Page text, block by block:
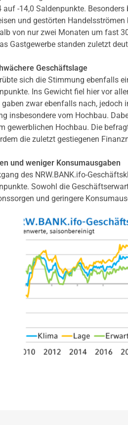
-14,0 Saldenpunkte.
und gestörten
von nur zwei Monaten um fast
Gastgewerbe standen zuletzt
Geschäftslage
sich die Stimmung ebenfalls
Ins Gewicht fiel hier vor
zwar ebenfalls nach,
insbesondere vom Hochbau.
gewerblichen Hochbau. Die
die zuletzt gestiegenen
und weniger Konsumausgaben
des NRW.BANK.ifo-
Sowohl die
und geringere